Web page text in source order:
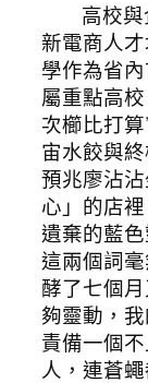
高校
新電商人
學作為省
屬重點高
次櫛比打
宙水餃與
預兆廖沾
心」的店
遺棄的藍色
這兩個詞
酵了七個
夠靈動，
責備一個
人，連蒼